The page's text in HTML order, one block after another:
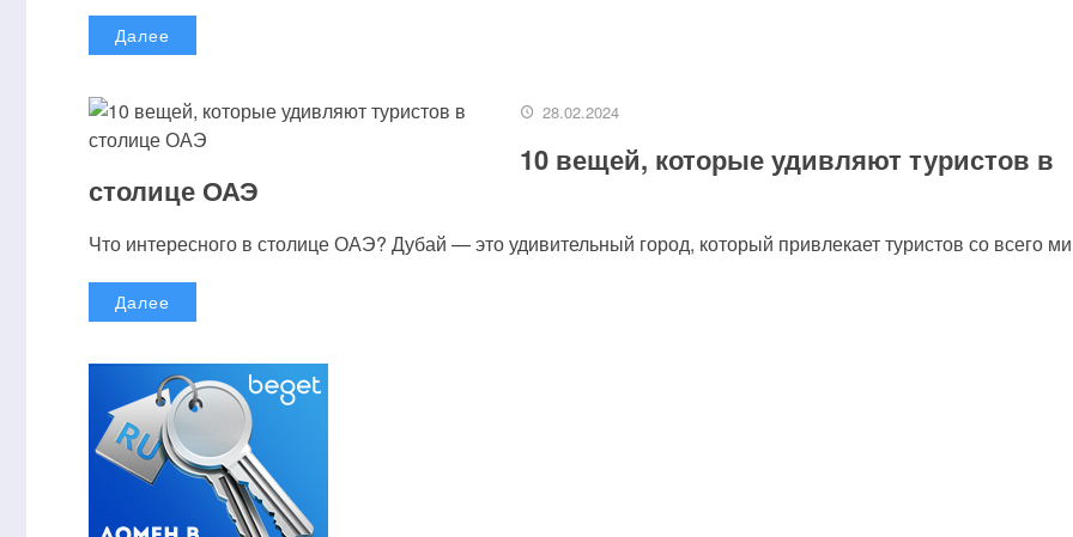
Далее
28.02.2024
10 вещей, которые удивляют туристов в
столице ОАЭ
Что интересного в столице ОАЭ? Дубай — это удивительный город, который привлекает туристов со всего
Далее